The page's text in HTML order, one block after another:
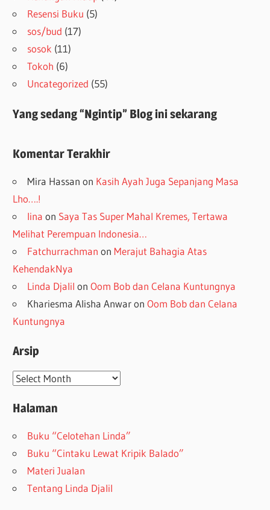
Resensi Buku (5)
sos/bud (17)
sosok (11)
Tokoh (6)
Uncategorized (55)
Yang sedang “Ngintip” Blog ini sekarang
Komentar Terakhir
Mira Hassan on Kasih Ayah Juga Sepanjang Masa
Lho….!
lina on Saya Tas Super Mahal Kremes, Tertawa
Melihat Perempuan Indonesia…
Fatchurrachman on Merajut Bahagia Atas
KehendakNya
Linda Djalil onOom Bob dan Celana Kuntungnya
Khariesma Alisha AnwaronOom Bob dan Celana
Kuntungnya
Arsip
Arsip
Halaman
Buku “Celotehan Linda”
Buku “Cintaku Lewat Kripik Balado”
Materi Jualan
Tentang Linda Djalil